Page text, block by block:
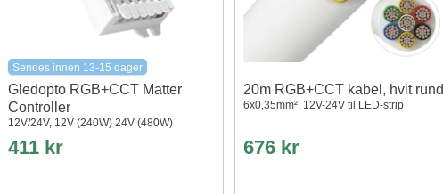
Sendes innen 13-15 dager
Gledopto RGB+CCT Matter
Controller
12V/24V, 12V (240W) 24V (480W)
411 kr
20m RGB+CCT kabel, hvit rund
6x0,35mm², 12V-24V til LED-strip
676 kr